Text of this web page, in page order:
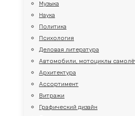
Музыка
Наука
Политика
Психология
Деловая литература
Автомобили, мотоциклы
Архитектура
Ассортимент
Витражи
Графический дизайн